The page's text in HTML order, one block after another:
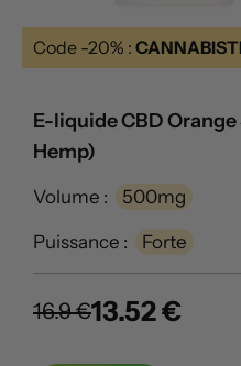
Code -20% :
E-liquide CBD
Hemp)
Volume : 500mg
Puissance : Forte
16.9 €13.52 €